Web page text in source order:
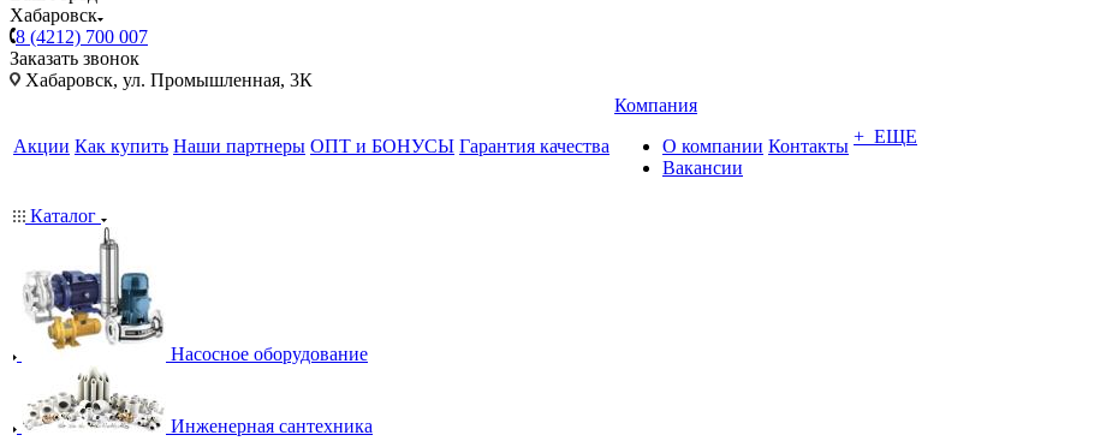
Хабаровск
8 (4212) 700 007
Заказать звонок
Хабаровск, ул. Промышленная, 3К
Акции Как купить Наши партнеры ОПТ и БОНУСЫ Гарантия качества
Компания
О компании
Вакансии
Контакты + ЕЩЕ
Каталог
Насосное оборудование
Инженерная сантехника